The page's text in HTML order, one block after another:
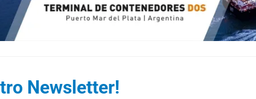
Newsletter!